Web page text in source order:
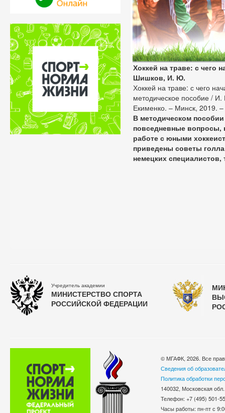
Хоккей на траве: с чего
Шишков, И. Ю.
Хоккей на траве: с чего
методическое пособие /
Екименко. – Минск, 2019.
В методическом
повседневные вопросы,
работе с юными
приведены советы
немецких
Учредитель академии
МИНИСТЕРСТВО СПОРТА
РОССИЙСКОЙ ФЕДЕРАЦИИ
© МГАФК, 2026. Все
Сведения об
Политика обработки
140032, Московская
Телефон: +7 (495)
Часы работы: пн-пт с